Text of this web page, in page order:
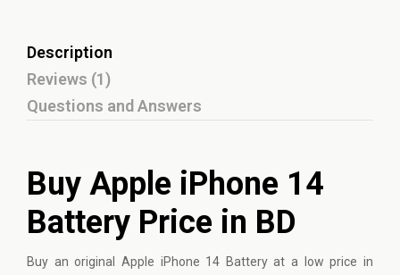
Description
Reviews (1)
Questions and Answers
Buy Apple iPhone 14
Battery Price in BD
Buy an original Apple iPhone 14 Battery at a low price in